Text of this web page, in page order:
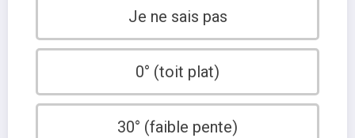
Je ne sais pas
0° (toit plat)
30° (faible pente)